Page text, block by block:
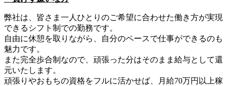
弊社は、皆さま一人ひとりのご希望に合わせた働き方が実現
できるシフト制での勤務です。
自由に休憩を取りながら、自分のペースで仕事ができるのも
魅力です。
また完全歩合制なので、頑張った分はそのまま給与として還
元いたします。
頑張りやおもちの資格をフルに活かせば、月給70万円以上稼